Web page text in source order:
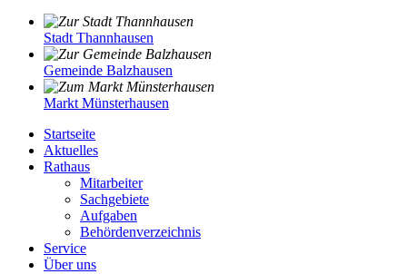
Stadt Thannhausen
Gemeinde Balzhausen
Markt Münsterhausen
Startseite
Aktuelles
Rathaus
Mitarbeiter
Sachgebiete
Aufgaben
Behördenverzeichnis
Service
Über uns